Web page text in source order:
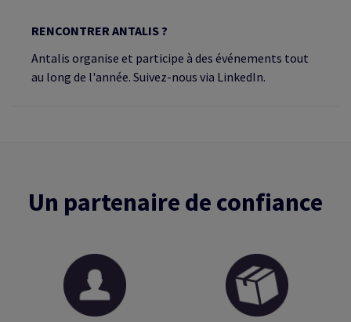
RENCONTRER ANTALIS ?
Antalis organise et participe à des événements tout
au long de l'année. Suivez-nous via LinkedIn.
Un partenaire de confiance